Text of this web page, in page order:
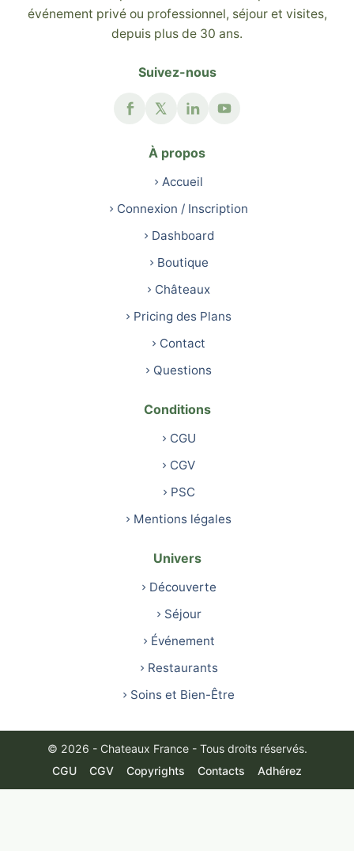
événement privé ou professionnel, séjour et visites,
depuis plus de 30 ans.
Suivez-nous
À propos
Accueil
Connexion / Inscription
Dashboard
Boutique
Châteaux
Pricing des Plans
Contact
Questions
Conditions
CGU
CGV
PSC
Mentions légales
Univers
Découverte
Séjour
Événement
Restaurants
Soins et Bien-Être
© 2026 - Chateaux France - Tous droits réservés.
CGU
CGV Copyrights Contacts Adhérez